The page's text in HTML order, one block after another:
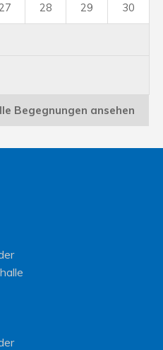
27 28 29 30
Begegnungen ansehen